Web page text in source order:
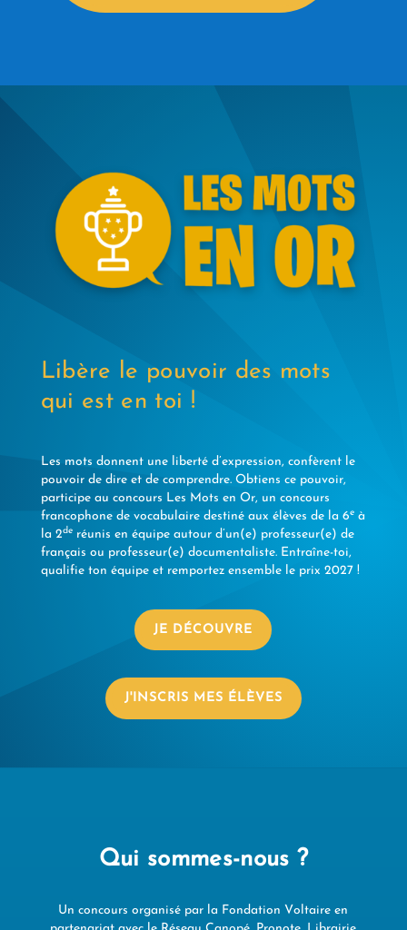
Libère le pouvoir des mots
qui est en toi !
Les mots donnent une liberté d’expression, confèrent le
pouvoir de dire et de comprendre. Obtiens ce pouvoir,
participe au concours Les Mots en Or, un concours
francophone de vocabulaire destiné aux élèves de la 6eà
la 2deréunis en équipe autour d’un(e) professeur(e) de
français ou professeur(e) documentaliste. Entraîne-toi,
qualifie ton équipe et remportez ensemble le prix 2027 !
JE DÉCOUVRE
J'INSCRIS MES ÉLÈVES
Qui sommes-nous ?
Un concours organisé par la Fondation Voltaireen